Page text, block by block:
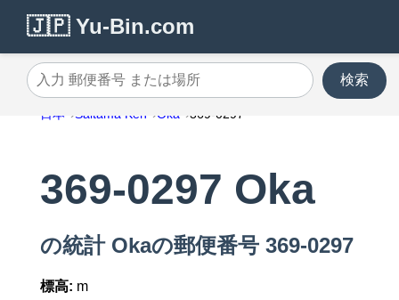
🇯🇵 Yu-Bin.com
入力 郵便番号 または場所
検索
日本 Saitama Ken Oka 369-0297
369-0297 Oka
の統計 Okaの郵便番号 369-0297
標高: m